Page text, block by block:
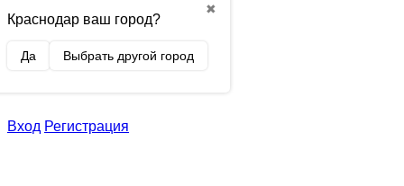
✖
Краснодар ваш город?
Да Выбрать другой город
Вход Регистрация